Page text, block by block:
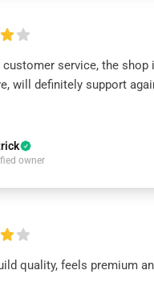
customer service, the shop
will definitely support
owner
quality, feels premium